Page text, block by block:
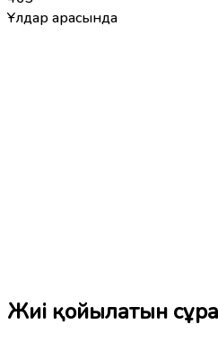
Ұлдар арасында
Жиі қойылатын